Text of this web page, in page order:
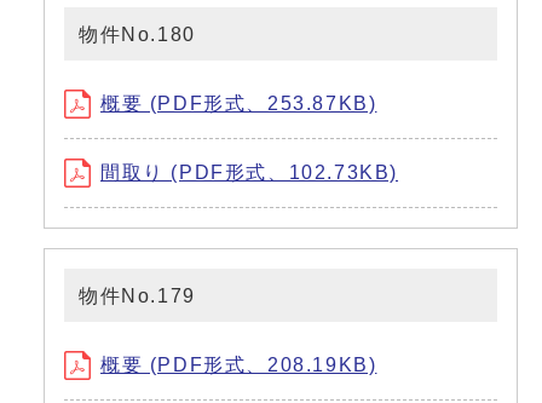
物件No.180
概要 (PDF形式、253.87KB)
間取り (PDF形式、102.73KB)
物件No.179
概要 (PDF形式、208.19KB)